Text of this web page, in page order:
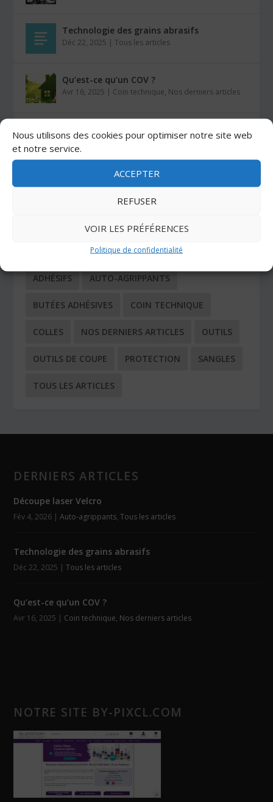
Nous utilisons des cookies pour optimiser notre site web
et notre service.
ACCEPTER
REFUSER
VOIR LES PRÉFÉRENCES
Politique de confidentialité
Technologie des grains abrasifs
Déc 22, 2025 |Tous les articles
Qu’est-ce qu’un COV ?
Avr 16, 2025 | Coin technique, Nos derniers articles
Mar 26, 2025|Auto-agrippants
Les colles Stratogrip X15 et X25
Jan 27, 2025|Colles
ADHÉSIFS AUTO-AGRIPPANTS
BUTÉES ADHÉSIVES COIN TECHNIQUE
COLLES NOS DERNIERS ARTICLES OUTILS
OUTILS DE COUPE PROTECTION SANGLES
TOUS LES ARTICLES
DERNIERS ARTICLES
Découpe laser Velcro
Fév 4, 2026 |Auto-agrippants,Tous les articles
Technologie des grains abrasifs
Déc 22, 2025 |Tous les articles
Qu’est-ce qu’un COV ?
Avr 16, 2025 | Coin technique, Nos derniers articles
NOTRE SITE BY-PIXCL.COM